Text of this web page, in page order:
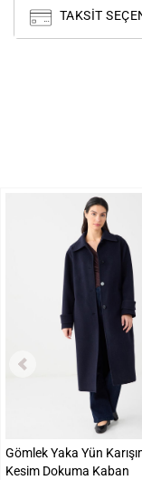
TAKSIT
Gömlek Yaka Yün
Kesim Dokuma Kaban